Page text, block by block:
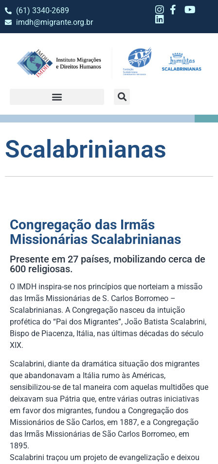
(61) 3340-2689
imdh@migrante.org.br
Scalabrinianas
Congregação das Irmãs
Missionárias Scalabrinianas
Presente em 27 países, mobilizando cerca de
600 religiosas.
O IMDH inspira-se nos princípios que norteiam a missão
das Irmãs Missionárias de S. Carlos Borromeo –
Scalabrinianas. A Congregação nasceu da intuição
profética do “Pai dos Migrantes”, João Batista Scalabrini,
Bispo de Piacenza, Itália, nas últimas décadas do século
XIX.
Scalabrini, diante da dramática situação dos migrantes
que abandonavam a Itália rumo às Américas,
sensibilizou-se de tal maneira com aquelas multidões que
deixavam sua Pátria que, entre várias outras iniciativas
em favor dos migrantes, fundou a Congregação dos
Missionários de São Carlos, em 1887, e a Congregação
das Irmãs Missionárias de São Carlos Borromeo, em
1895.
Scalabrini traçou um projeto de evangelização e deixou